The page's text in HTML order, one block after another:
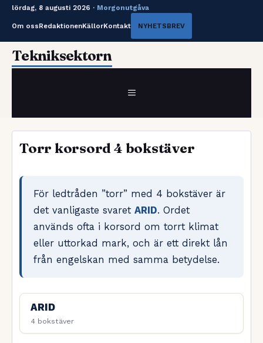
lördag, 8 augusti 2026 · Morgonutgåva
Om ossRedaktionenKällorKontakt NYHETSBREV
Hoppa
Tekniksektorn
MENY
Torr korsord 4 bokstäver
För ledtråden ”torr” med 4 bokstäver är
det vanligaste svaret ARID. Ordet
används ofta i korsord om torrt klimat
eller uttorkad mark, och är ett direkt lån
från engelskan med samma betydelse.
ARID
4 bokstäver